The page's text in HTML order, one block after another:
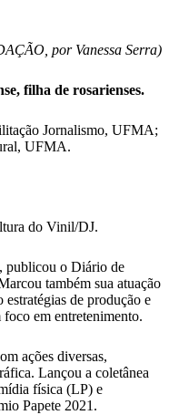
por Vanessa Serra)
filha de rosarienses.
Jornalismo, UFMA;
UFMA.
do Vinil/DJ.
publicou o Diário de
também sua atuação
de produção e
em entretenimento.
ações diversas,
Lançou a coletânea
física (LP) e
Papete 2021.